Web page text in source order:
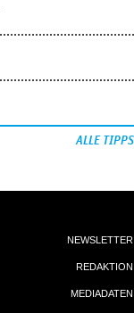
ALLE TIPPS
NEWSLETTER
REDAKTION
MEDIADATEN